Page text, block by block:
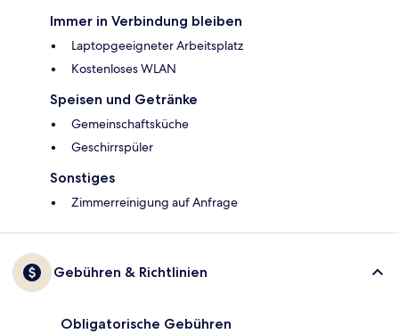
Immer in Verbindung bleiben
Laptopgeeigneter Arbeitsplatz
Kostenloses WLAN
Speisen und Getränke
Gemeinschaftsküche
Geschirrspüler
Sonstiges
Zimmerreinigung auf Anfrage
Gebühren & Richtlinien
Obligatorische Gebühren